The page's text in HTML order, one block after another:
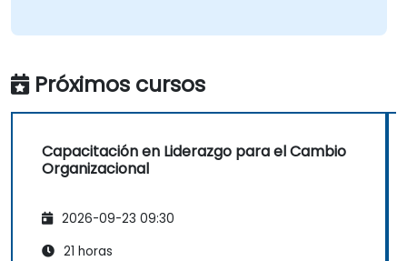
Próximos cursos
Capacitación en Liderazgo para el Cambio
Organizacional
2026-09-23 09:30
21 horas